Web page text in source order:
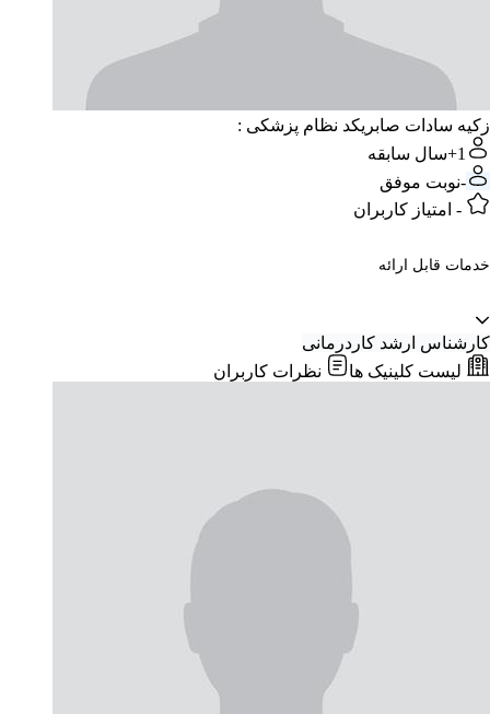
زکیه سادات صابریکد نظام پزشکی :
1+ سال سابقه
-نوبت موفق
- امتیاز کاربران
خدمات قابل ارائه
کارشناس ارشد کاردرمانی
لیست کلینیک ها
نظرات کاربران